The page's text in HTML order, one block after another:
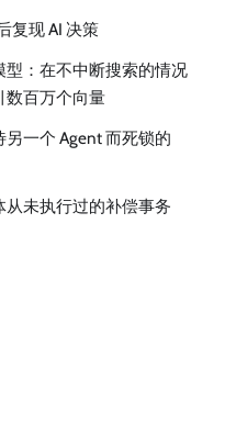
复现 AI 决策
型：在不中断搜索的情况
数百万个向量
另一个 Agent 而死锁的
从未执行过的补偿事务